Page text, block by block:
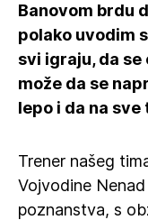
Banovom brdu
polako uvodim
svi igraju, da se
može da se
lepo i da na
Trener našeg
Vojvodine
poznanstva, s